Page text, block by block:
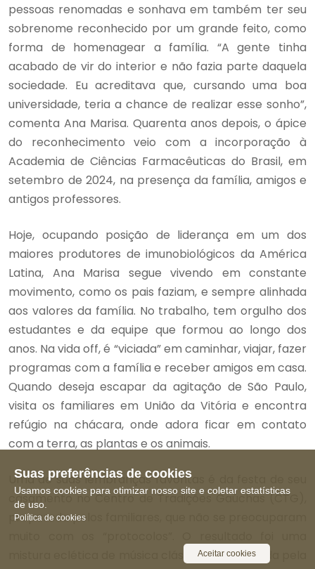
pessoas renomadas e sonhava em também ter seu
sobrenome reconhecido por um grande feito, como
forma de homenagear a família. “A gente tinha
acabado de vir do interior e não fazia parte daquela
sociedade. Eu acreditava que, cursando uma boa
universidade, teria a chance de realizar esse sonho”,
comenta Ana Marisa. Quarenta anos depois, o ápice
do reconhecimento veio com a incorporação à
Academia de Ciências Farmacêuticas do Brasil, em
setembro de 2024, na presença da família, amigos e
antigos professores.
Hoje, ocupando posição de liderança em um dos
maiores produtores de imunobiológicos da América
Latina, Ana Marisa segue vivendo em constante
movimento, como os pais faziam, e sempre alinhada
aos valores da família. No trabalho, tem orgulho dos
estudantes e da equipe que formou ao longo dos
anos. Na vida off, é “viciada” em caminhar, viajar, fazer
programas com a família e receber amigos em casa.
Quando deseja escapar da agitação de São Paulo,
visita os familiares em União da Vitória e encontra
refúgio na chácara, onde adora ficar em contato
com a terra, as plantas e os animais.
Uma de suas lembranças favoritas é da festa de seu
casamento no Centro de Tradições Gaúchas (CTG),
preparada pelos familiares, que não se preocuparam
mistura eclética de música clássica, orquestrada pela
Suas preferências de cookies
Usamos cookies para otimizar nosso site e coletar estatísticas
de uso.
Política de cookies
Aceitar cookies